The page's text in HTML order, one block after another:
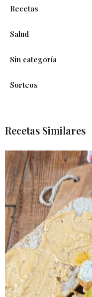
Recetas
Salud
Sin categoría
Sorteos
Recetas Similares